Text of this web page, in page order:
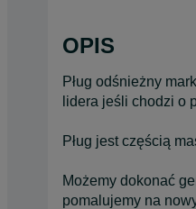
OPIS
Pług odśnieżny
lidera jeśli chodzi o
Pług jest częścią
Możemy dokonać
pomalujemy na